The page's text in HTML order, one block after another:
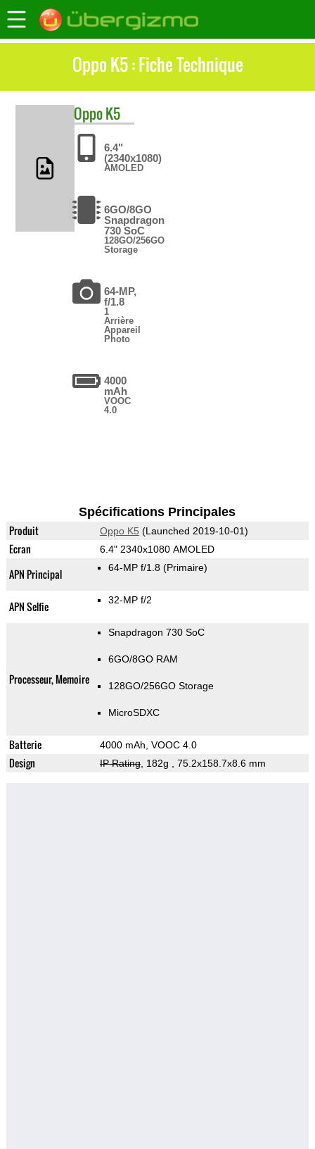
Oppo K5 : Fiche Technique
OppoK5
6.4"
(2340x1080)
AMOLED
6GO/8GO
Snapdragon
730 SoC
128GO/256GO
Storage
64-MP,
f/1.8
1
Arrière
Appareil
Photo
4000
mAh
VOOC
4.0
Spécifications Principales
Produit Oppo K5 (Launched 2019-10-01)
Ecran 6.4" 2340x1080 AMOLED
APN Principal 64-MP f/1.8 (Primaire)
APN Selfie 32-MP f/2
Processeur, Memoire
Snapdragon 730 SoC
6GO/8GO RAM
128GO/256GO Storage
MicroSDXC
Batterie 4000 mAh, VOOC 4.0
Design IP Rating, 182g , 75.2x158.7x8.6 mm